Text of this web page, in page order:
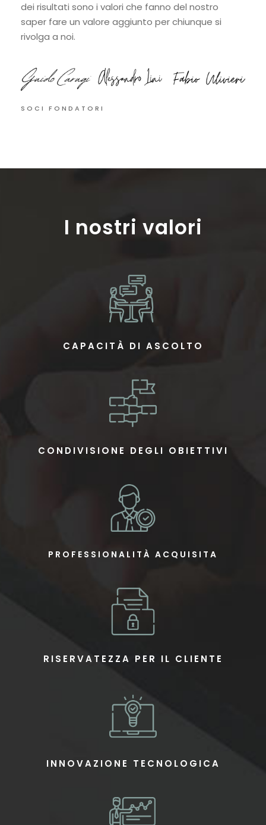
dei risultati sono i valori che fanno del nostro
saper fare un valore aggiunto per chiunque si
rivolga a noi.
SOCI FONDATORI
I nostri valori
CAPACITÀ DI ASCOLTO
CONDIVISIONE DEGLI OBIETTIVI
PROFESSIONALITÀ ACQUISITA
RISERVATEZZA PER IL CLIENTE
INNOVAZIONE TECNOLOGICA